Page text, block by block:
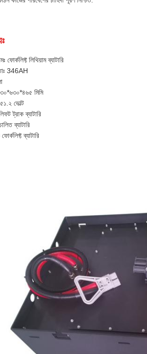
ফোর্কলিফ্ট লিথিয়াম ব্যাটারি
346AH
মিমি
ভোল্ট
ট্রাক ব্যাটারি
ব্যাটারি
ব্যাটারি